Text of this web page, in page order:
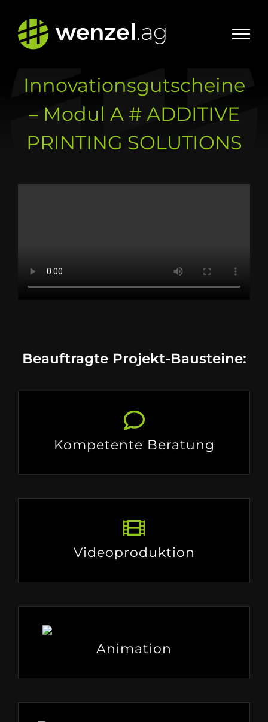
Inhalt
springen
Innovationsgutscheine
– Modul A # ADDITIVE
PRINTING SOLUTIONS
Beauftragte Projekt-Bausteine:
Kompetente Beratung
Videoproduktion
Animation